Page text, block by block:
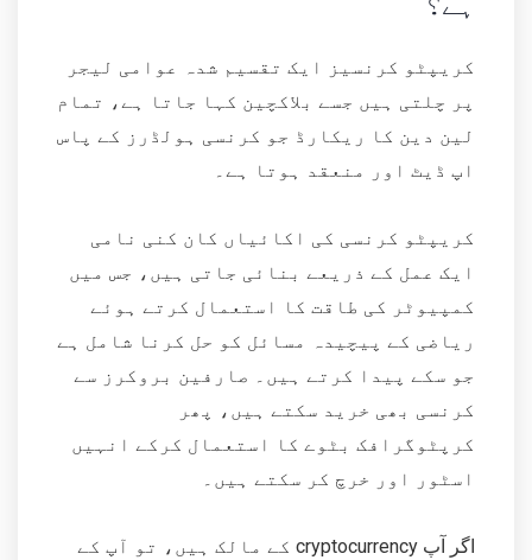
کریپٹو کرنسیز ایک تقسیم شدہ عوامی لیجر
پر چلتی ہیں جسے بلاکچین کہا جاتا ہے، تمام
لین دین کا ریکارڈ جو کرنسی ہولڈرز کے پاس
اپ ڈیٹ اور منعقد ہوتا ہے۔
کریپٹو کرنسی کی اکائیاں کان کنی نامی
ایک عمل کے ذریعے بنائی جاتی ہیں، جس میں
کمپیوٹر کی طاقت کا استعمال کرتے ہوئے
ریاضی کے پیچیدہ مسائل کو حل کرنا شامل ہے
جو سکے پیدا کرتے ہیں۔ صارفین بروکرز سے
کرنسی بھی خرید سکتے ہیں، پھر
کرپٹوگرافک بٹوے کا استعمال کرکے انہیں
اسٹور اور خرچ کر سکتے ہیں۔
اگر آپ cryptocurrency کے مالک ہیں، تو آپ کے